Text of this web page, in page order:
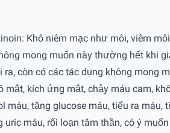
Khô niêm mạc như môi, viêm
mong muốn này thường hết khi
còn có các tác dụng không
kích ứng mắt, chảy máu cam,
tăng glucose máu, tiểu ra
máu, rối loạn tâm thần, có ý